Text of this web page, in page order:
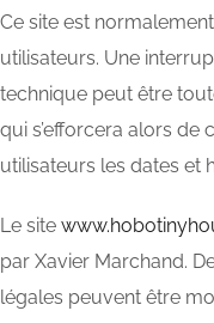
Ce site est
utilisateurs. Une
technique peut être
qui s’efforcera alors
utilisateurs les dates et
Le site
par Xavier Marchand.
légales peuvent être